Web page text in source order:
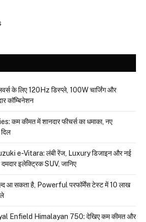
के लिए 120Hz डिस्प्ले, 100W चार्जिंग और
कॉम्बिनेशन
कम कीमत में शानदार फीचर्स का धमाका, नए
e-Vitara: लंबी रेंज, Luxury डिजाइन और नई
इलेक्ट्रिक SUV, जानिए
आ सकता है, Powerful परफॉर्मेंस टेस्ट में 10 लाख
Enfield Himalayan 750: देखिए कम कीमत और